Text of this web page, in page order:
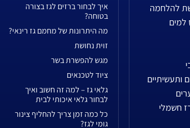
להלחמה
למים
ותעשיתיים
חשמלי
איך לבחור ברזים לגז בצורה
בטוחה?
מה היתרונות של מחמם גז רינאי?
זוית נחושת
מגש להפשרת בשר
ציוד לטכנאים
גלאי גז – למה זה חשוב ואיך
לבחור גלאי איכותי לבית
כל כמה זמן צריך להחליף צינור
גומי לגז?